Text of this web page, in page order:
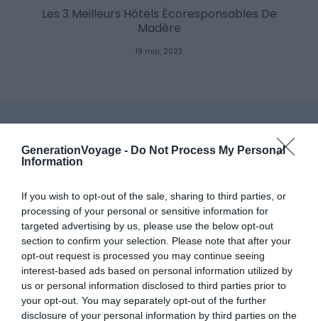
GenerationVoyage - Do Not Process My Personal
Information
If you wish to opt-out of the sale, sharing to third parties, or
processing of your personal or sensitive information for
targeted advertising by us, please use the below opt-out
section to confirm your selection. Please note that after your
opt-out request is processed you may continue seeing
interest-based ads based on personal information utilized by
us or personal information disclosed to third parties prior to
your opt-out. You may separately opt-out of the further
disclosure of your personal information by third parties on the
Les 3 Meilleurs Hôtels Écoresponsables De
Madère
19 mai, 2023